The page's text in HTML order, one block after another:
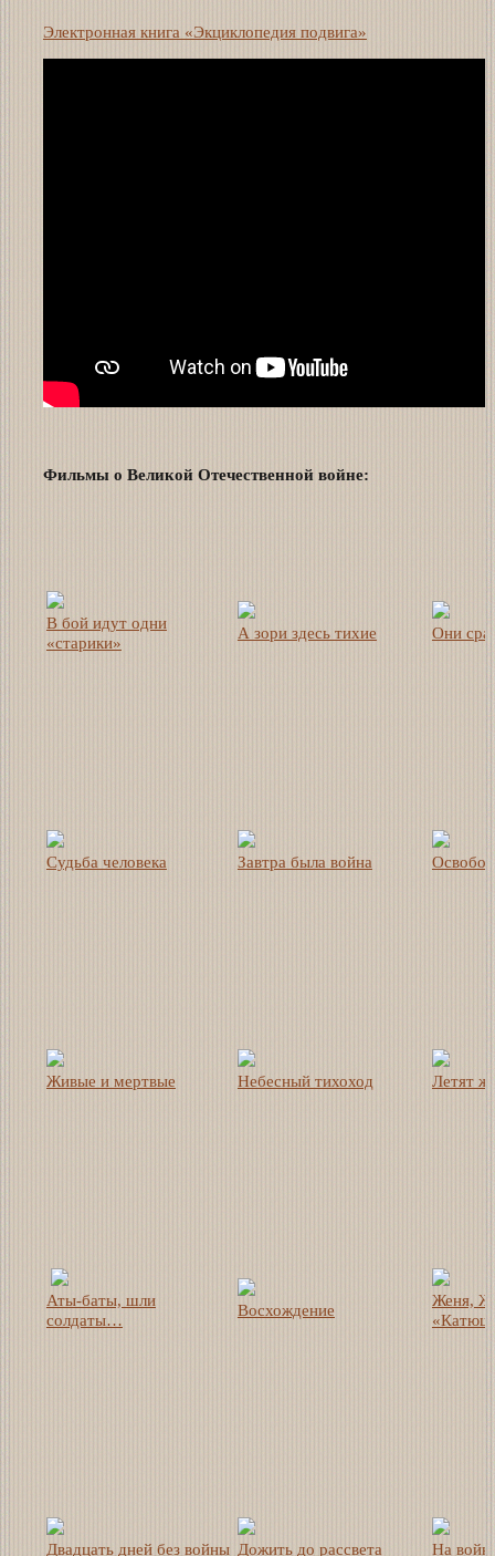
Электронная книга «Экциклопедия подвига»
Фильмы о Великой Отечественной войне:
В бой идут одни
«старики»
А зори здесь тихие Они
Судьба человека Завтра была война
Живые и мертвые Небесный тихоход Летят
Аты-баты, шли
солдаты…
Восхождение
Женя,
Двадцать дней без войны Дожить до рассвета На